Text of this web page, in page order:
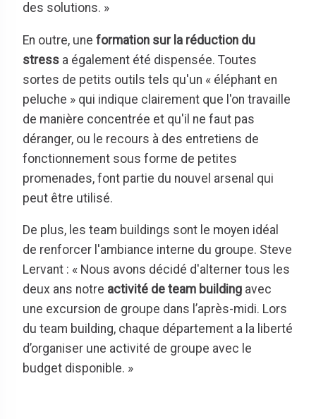
des solutions. »
En outre, une formation sur la réduction du
stress a également été dispensée. Toutes
sortes de petits outils tels qu'un « éléphant en
peluche » qui indique clairement que l'on travaille
de manière concentrée et qu'il ne faut pas
déranger, ou le recours à des entretiens de
fonctionnement sous forme de petites
promenades, font partie du nouvel arsenal qui
peut être utilisé.
De plus, les team buildings sont le moyen idéal
de renforcer l'ambiance interne du groupe. Steve
Lervant : « Nous avons décidé d'alterner tous les
deux ans notre activité de team building avec
une excursion de groupe dans l’après-midi. Lors
du team building, chaque département a la liberté
d’organiser une activité de groupe avec le
budget disponible. »